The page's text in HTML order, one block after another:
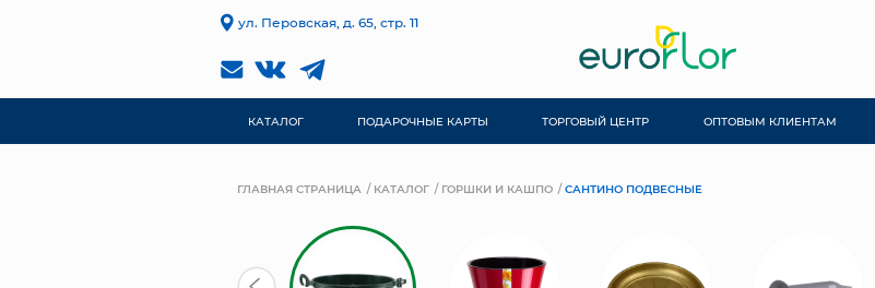
ул. Перовская, д. 65, стр. 11
КАТАЛОГ ПОДАРОЧНЫЕ КАРТЫ ТОРГОВЫЙ ЦЕНТР ОПТОВЫМ КЛИЕНТАМ
ГЛАВНАЯ СТРАНИЦА КАТАЛОГ ГОРШКИ И КАШПО САНТИНО ПОДВЕСНЫЕ